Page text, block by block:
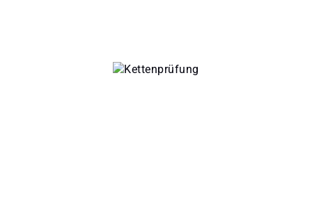
Bildergalerie überspringen